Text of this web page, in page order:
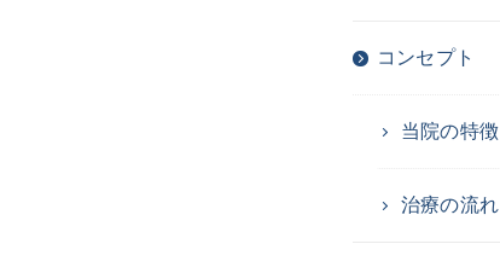
コンセプト
当院の特徴
治療の流れ